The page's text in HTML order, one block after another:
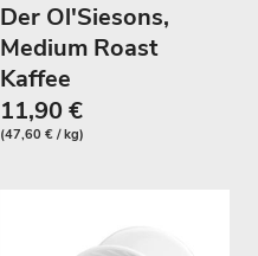
Der Ol'Siesons,
Medium Roast
Kaffee
11,90 €
(47,60 € / kg)